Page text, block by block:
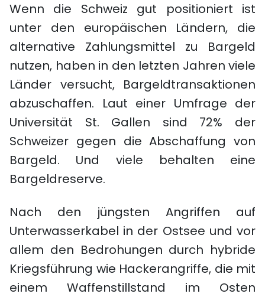
Wenn die Schweiz gut positioniert ist
unter den europäischen Ländern, die
alternative Zahlungsmittel zu Bargeld
nutzen, haben in den letzten Jahren viele
Länder versucht, Bargeldtransaktionen
abzuschaffen. Laut einer Umfrage der
Universität St. Gallen sind 72% der
Schweizer gegen die Abschaffung von
Bargeld. Und viele behalten eine
Bargeldreserve.
Nach den jüngsten Angriffen auf
Unterwasserkabel in der Ostsee und vor
allem den Bedrohungen durch hybride
Kriegsführung wie Hackerangriffe, die mit
einem Waffenstillstand im Osten